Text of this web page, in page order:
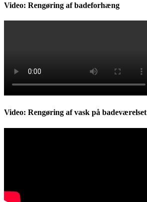
Video: Rengøring af badeforhæng
Video: Rengøring af vask på badeværelset